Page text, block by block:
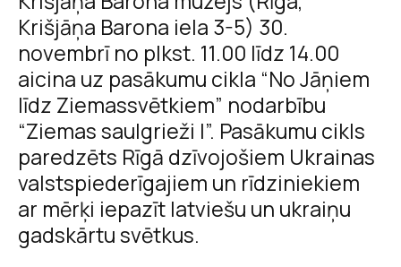
Krišjāņa Barona iela 3-5) 30.
novembrī no plkst. 11.00 līdz 14.00
aicina uz pasākumu cikla “No Jāņiem
līdz Ziemassvētkiem” nodarbību
“Ziemas saulgrieži I”. Pasākumu cikls
paredzēts Rīgā dzīvojošiem Ukrainas
valstspiederīgajiem un rīdziniekiem
ar mērķi iepazīt latviešu un ukraiņu
gadskārtu svētkus.